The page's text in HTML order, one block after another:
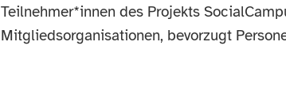
Teilnehmer*innen des Projekts
Mitgliedsorganisationen, bevorzugt